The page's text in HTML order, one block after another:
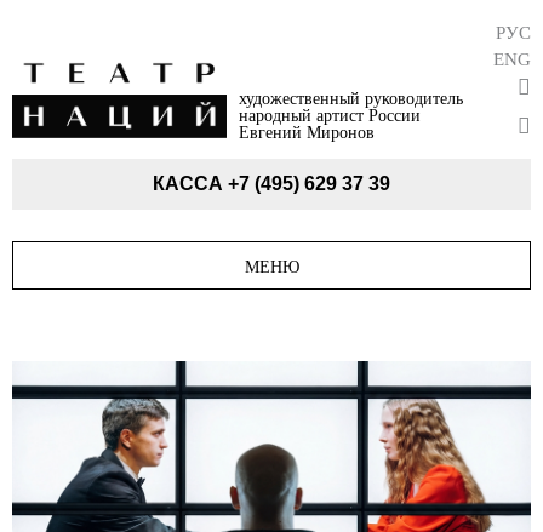
художественный руководитель
народный артист России
Евгений Миронов
РУС
ENG
КАССА +7 (495) 629 37 39
МЕНЮ